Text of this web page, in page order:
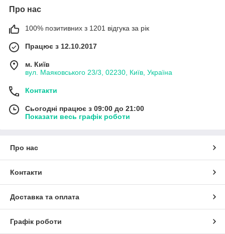
Про нас
100% позитивних з 1201 відгука за рік
Працює з 12.10.2017
м. Київ
вул. Маяковського 23/3, 02230, Київ, Україна
Контакти
Сьогодні працює з 09:00 до 21:00
Показати весь графік роботи
Про нас
Контакти
Доставка та оплата
Графік роботи